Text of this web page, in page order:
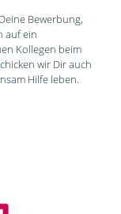
Bewerbung,
auf ein
Kollegen beim
wir Dir auch
Hilfe leben.